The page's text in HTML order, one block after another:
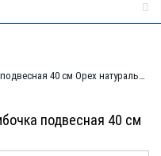
40 см Орех натуральный
подвесная 40 см